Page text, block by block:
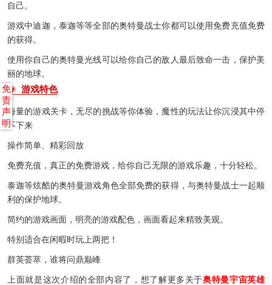
自己。
游戏中迪迦，泰迦等等全部的奥特曼战士你都可以使用免费充值免费
的获得。
使用你自己的奥特曼光线可以给你自己的敌人最后致命一击，保护美
丽的地球。
游戏特色
海量的游戏关卡，无尽的挑战等你体验，魔性的玩法让你沉浸其中停
不下来
操作简单、精彩回放
免费充值，真正的免费游戏，给你自己无限的游戏乐趣，十分轻松。
泰迦等炫酷的奥特曼游戏角色全部免费的获得，与奥特曼战士一起顺
利的保护地球。
简约的游戏画面，明亮的游戏配色，画面看起来精致美观。
特别适合在闲暇时玩上两把！
群英荟萃，谁将问鼎巅峰
上面就是这次介绍的全部内容了，想了解更多关于奥特曼宇宙英雄
免
责
声
明